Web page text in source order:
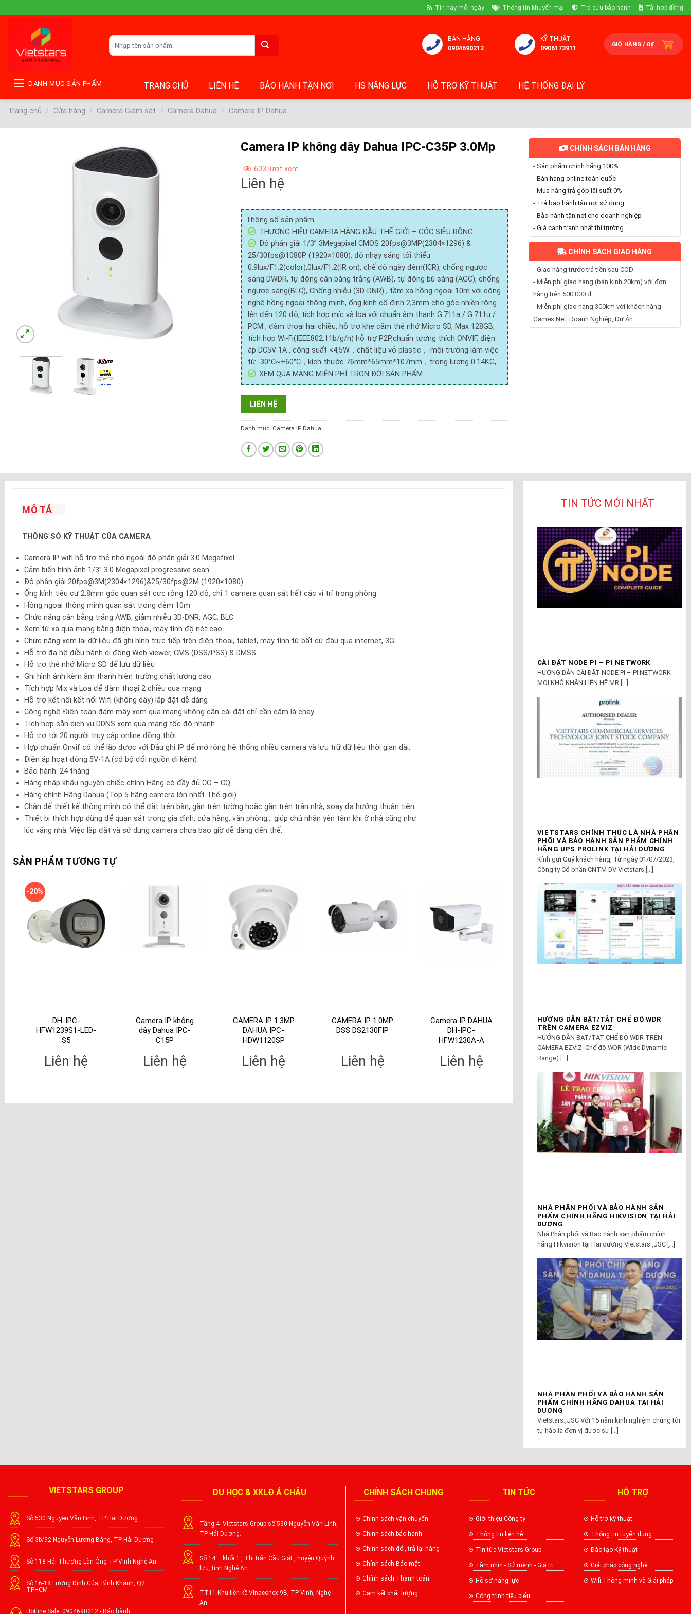
to
Tin hay mỗi ngày Thông tin khuyến mại Tra cứu bảo hành Tải hợp đồng
Tìm
kiếm:
BÁN HÀNG
0904690212
KỸ THUẬT
0906173911
GIỎ HÀNG / 0₫
DANH MỤC SẢN PHẨM TRANG CHỦ LIÊN HỆ BẢO HÀNH TẬN NƠI HS NĂNG LỰC HỖ TRỢ KỸ THUẬT HỆ THỐNG ĐẠI LÝ
Trang chủ / Cửa hàng / Camera Giám sát / Camera Dahua / Camera IP Dahua
Camera IP không dây Dahua IPC-C35P 3.0Mp
603 lượt xem
Liên hệ
Thông số sản phẩm
THƯƠNG HIỆU CAMERA HÀNG ĐẦU THẾ GIỚI – GÓC SIÊU RỘNG
Độ phân giải 1/3” 3Megapixel CMOS 20fps@3MP(2304×1296) &
25/30fps@1080P (1920×1080), độ nhạy sáng tối thiểu
0.9lux/F1.2(color),0lux/F1.2(IR on), chế độ ngày đêm(ICR), chống ngược
sáng DWDR, tự động cân bằng trắng (AWB), tự động bù sáng (AGC), chống
ngược sáng(BLC), Chống nhiễu (3D-DNR) , tầm xa hồng ngoại 10m với công
nghệ hồng ngoại thông minh, ống kính cố định 2,3mm cho góc nhiền rộng
lên đến 120 độ, tích hợp míc và loa với chuẩn âm thanh G.711a / G.711u /
PCM , đàm thoại hai chiều, hỗ trợ khe cắm thẻ nhớ Micro SD, Max 128GB,
tích hợp Wi-Fi(IEEE802.11b/g/n) hỗ trợ P2P,chuẩn tương thích ONVIF, điện
áp DC5V 1A , công suất <4,5W，chất liệu vỏ plastic， môi trường làm việc
từ -30°C~+60°C，kích thước 76mm*65mm*107mm，trọng lượng 0.14KG,
XEM QUA MẠNG MIỄN PHÍ TRỌN ĐỜI SẢN PHẨM
LIÊN HỆ
Danh mục: Camera IP Dahua
CHÍNH SÁCH BÁN HÀNG
- Sản phẩm chính hãng 100%
- Bán hàng online toàn quốc
- Mua hàng trả góp lãi suất 0%
- Trả bảo hành tận nơi sử dụng
- Bảo hành tận nơi cho doanh nghiệp
- Giá cạnh tranh nhất thị trường
CHÍNH SÁCH GIAO HÀNG
- Giao hàng trước trả tiền sau COD
- Miễn phí giao hàng (bán kính 20km) với đơn
hàng trên 500.000 đ
- Miễn phí giao hàng 300km với khách hàng
Games Net, Doanh Nghiệp, Dự Án
MÔ TẢ
THÔNG SỐ KỸ THUẬT CỦA CAMERA
Camera IP wifi hỗ trợ thẻ nhớ ngoài độ phân giải 3.0 Megafixel
Cảm biến hình ảnh 1/3” 3.0 Megapixel progressive scan
Độ phân giải 20fps@3M(2304×1296)&25/30fps@2M (1920×1080)
Ống kính tiêu cự 2.8mm góc quan sát cực rộng 120 độ, chỉ 1 camera quan sát hết các vị trí trong phòng
Hồng ngoại thông minh quan sát trong đêm 10m
Chức năng cân bằng trắng AWB, giảm nhiễu 3D-DNR, AGC, BLC
Xem từ xa qua mạng bằng điện thoại, máy tính độ nét cao
Chức năng xem lại dữ liệu đã ghi hình trực tiếp trên điện thoại, tablet, máy tính từ bất cứ đâu qua internet, 3G
Hỗ trợ đa hệ điều hành di động Web viewer, CMS (DSS/PSS) & DMSS
Hỗ trợ thẻ nhớ Micro SD để lưu dữ liệu
Ghi hình ảnh kèm âm thanh hiện trường chất lượng cao
Tích hợp Mix và Loa để đàm thoại 2 chiều qua mạng
Hỗ trợ kết nối kết nối Wifi (không dây) lắp đặt dễ dàng
Công nghệ Điện toán đám mây xem qua mạng không cần cài đặt chỉ cần cắm là chạy
Tích hợp sẵn dịch vụ DDNS xem qua mạng tốc độ nhanh
Hỗ trợ tới 20 người truy cập online đồng thời
Hợp chuẩn Onvif có thể lắp được với Đầu ghi IP để mở rộng hệ thống nhiều camera và lưu trữ dữ liệu thời gian dài.
Điện áp hoạt động 5V-1A (có bộ đổi nguồn đi kèm)
Bảo hành: 24 tháng
Hàng nhập khẩu nguyên chiếc chính Hãng có đầy đủ CO – CQ
Hàng chính Hãng Dahua (Top 5 hãng camera lớn nhất Thế giới)
Chân đế thiết kế thông minh có thể đặt trên bàn, gắn trên tường hoặc gắn trên trần nhà, soay đa hướng thuận tiện
Thiết bị thích hợp dùng để quan sát trong gia đình, cửa hàng, văn phòng… giúp chủ nhân yên tâm khi ở nhà cũng như
lúc vắng nhà. Việc lắp đặt và sử dụng camera chưa bao giờ dễ dàng đến thế.
SẢN PHẨM TƯƠNG TỰ
-20%
DH-IPC-
HFW1239S1-LED-
S5
Liên hệ
Camera IP không
dây Dahua IPC-
C15P
Liên hệ
CAMERA IP 1.3MP
DAHUA IPC-
HDW1120SP
Liên hệ
CAMERA IP 1.0MP
DSS DS2130FIP
Liên hệ
Camera IP DAHUA
DH-IPC-
HFW1230A-A
Liên hệ
CAMERA Mini Siêu
nhỏ Ngụy Trang
HUM24H Dahua
Liên hệ
-30%
CAMERA IP DOME
HDW1230SP
TIN TỨC MỚI NHẤT
CÀI ĐẶT NODE PI – PI NETWORK
HƯỚNG DẪN CÀI ĐẶT NODE PI – PI NETWORK
MỌI KHÓ KHĂN LIÊN HỆ MR [...]
VIETSTARS CHÍNH THỨC LÀ NHÀ PHÂN
PHỐI VÀ BẢO HÀNH SẢN PHẨM CHÍNH
HÃNG UPS PROLINK TẠI HẢI DƯƠNG
Kính gửi Quý khách hàng, Từ ngày 01/07/2023,
Công ty Cổ phần CNTM DV Vietstars [...]
HƯỚNG DẪN BẬT/TẮT CHẾ ĐỘ WDR
TRÊN CAMERA EZVIZ
HƯỚNG DẪN BẬT/TẮT CHẾ ĐỘ WDR TRÊN
CAMERA EZVIZ Chế độ WDR (Wide Dynamic
Range) [...]
NHÀ PHÂN PHỐI VÀ BẢO HÀNH SẢN
PHẨM CHÍNH HÃNG HIKVISION TẠI HẢI
DƯƠNG
Nhà Phân phối và Bảo hành sản phẩm chính
hãng Hikvision tại Hải dương Vietstars.,JSC [...]
NHÀ PHÂN PHỐI VÀ BẢO HÀNH SẢN
PHẨM CHÍNH HÃNG DAHUA TẠI HẢI
DƯƠNG
Vietstars.,JSC Với 15 năm kinh nghiệm chúng tôi
tự hào là đơn vị được sự [...]
VIETSTARS GROUP
Số 530 Nguyễn Văn Linh, TP Hải Dương
Số 3b/92 Nguyễn Lương Bằng, TP Hải Dương
Số 118 Hải Thượng Lãn Ông TP Vinh Nghệ An
Số 16-18 Lương Đình Của, Bình Khánh, Q2
TPHCM
Hotline Sale: 0904690212 - Bảo hành:
DU HỌC & XKLĐ Á CHÂU
Tầng 4 Vietstars Group số 530 Nguyễn Văn Linh,
TP Hải Dương.
Số 14 – khối 1 , Thị trấn Cầu Giát , huyện Quỳnh
lưu, tỉnh Nghệ An.
TT11 Khu liền kề Vinaconex 9B, TP Vinh, Nghệ
An.
CHÍNH SÁCH CHUNG
Chính sách vận chuyển
Chính sách bảo hành
Chính sách đổi, trả lại hàng
Chính sách Bảo mật
Chính sách Thanh toán
Cam kết chất lượng
TIN TỨC
Giới thiệu Công ty
Thông tin liên hệ
Tin tức Vietstars Group
Tầm nhìn - Sứ mệnh - Giá trị
Hồ sơ năng lực
Công trình tiêu biểu
HỖ TRỢ
Hỗ trợ kỹ thuật
Thông tin tuyển dụng
Đào tạo Kỹ thuật
Giải pháp công nghệ
Wifi Thông minh và Giải pháp